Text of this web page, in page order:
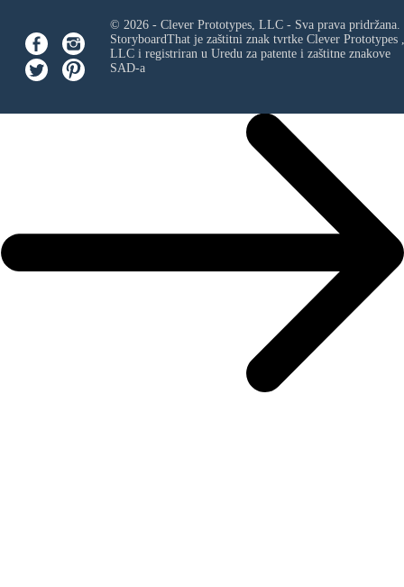
© 2026 - Clever Prototypes, LLC - Sva prava pridržana.
StoryboardThat je zaštitni znak tvrtke Clever Prototypes ,
LLCi registriran u Uredu za patente i zaštitne znakove
SAD-a